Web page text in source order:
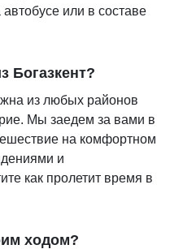
или в составе
Богазкент?
из любых районов
Мы заедем за вами в
на комфортном
и
как пролетит время в
ходом?